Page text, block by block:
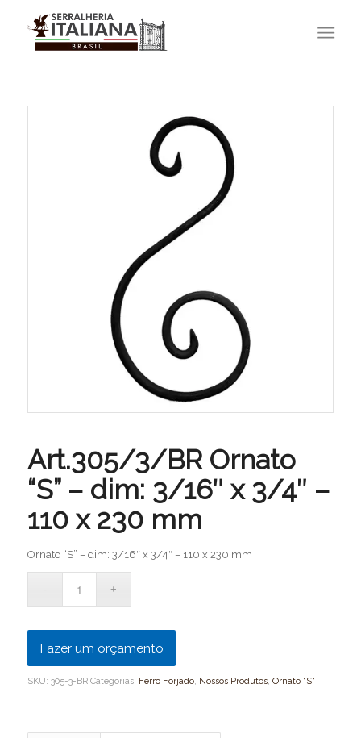
Art.305/3/BR Ornato
“S” – dim: 3/16″ x 3/4″ –
110 x 230 mm
Ornato “S” – dim: 3/16″ x 3/4″ – 110 x 230 mm
Fazer um orçamento
SKU: 305-3-BR Categorias: Ferro Forjado, Nossos Produtos, Ornato "S"